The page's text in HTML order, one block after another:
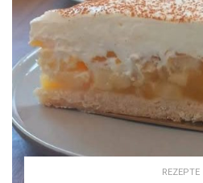
REZEPTE